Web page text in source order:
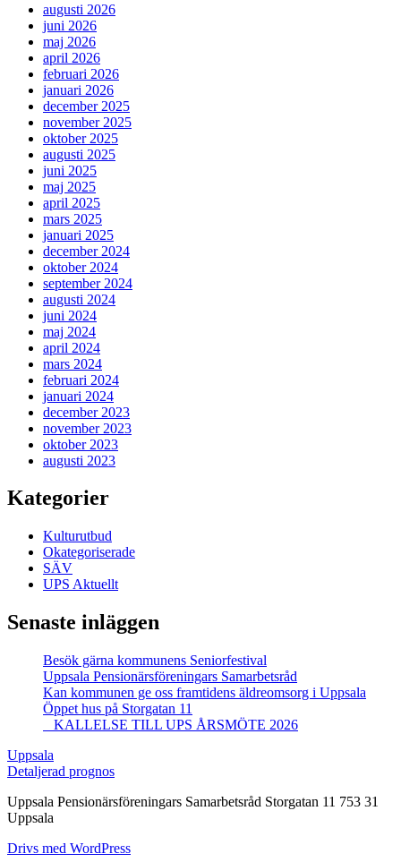
augusti 2026
juni 2026
maj 2026
april 2026
februari 2026
januari 2026
december 2025
november 2025
oktober 2025
augusti 2025
juni 2025
maj 2025
april 2025
mars 2025
januari 2025
december 2024
oktober 2024
september 2024
augusti 2024
juni 2024
maj 2024
april 2024
mars 2024
februari 2024
januari 2024
december 2023
november 2023
oktober 2023
augusti 2023
Kategorier
Kulturutbud
Okategoriserade
SÄV
UPS Aktuellt
Senaste inläggen
Besök gärna kommunens Seniorfestival
Uppsala Pensionärsföreningars Samarbetsråd
Kan kommunen ge oss framtidens äldreomsorg i Uppsala
Öppet hus på Storgatan 11
KALLELSE TILL UPS ÅRSMÖTE 2026
Uppsala
Detaljerad prognos
Uppsala Pensionärsföreningars Samarbetsråd Storgatan 11 753 31
Uppsala
Drivs med WordPress